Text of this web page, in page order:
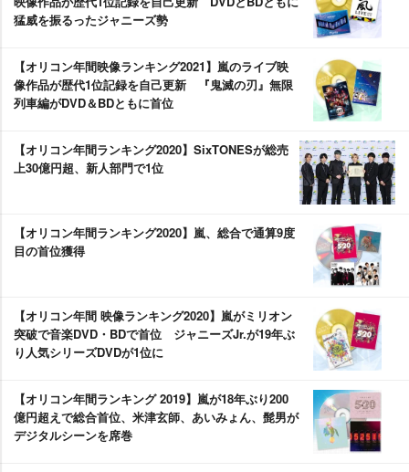
猛威を振るったジャニーズ勢
【オリコン年間映像ランキング2021】嵐のライブ映
像作品が歴代1位記録を自己更新 『鬼滅の刃』無限
列車編がDVD＆BDともに首位
【オリコン年間ランキング2020】SixTONESが総売
上30億円超、新人部門で1位
【オリコン年間ランキング2020】嵐、総合で通算9度
目の首位獲得
【オリコン年間 映像ランキング2020】嵐がミリオン
突破で音楽DVD・BDで首位 ジャニーズJr.が19年ぶ
り人気シリーズDVDが1位に
【オリコン年間ランキング 2019】嵐が18年ぶり200
億円超えで総合首位、米津玄師、あいみょん、髭男が
デジタルシーンを席巻